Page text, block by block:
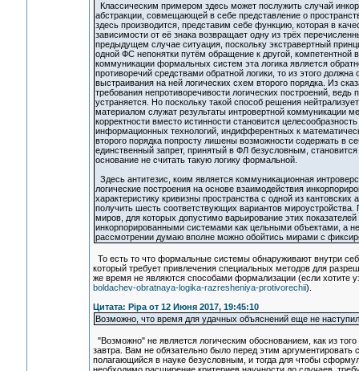
Классическим примером здесь может послужить случай
абстракции, совмещающей в себе представление о
здесь производится, представим себе функцию, которая в
зависимости от её знака возвращает одну из трёх
предыдущем случае ситуация, поскольку экстравертный
одной ФС непонятки путём обращение к другой, компетентной
коммуникации формальных систем эта логика является
противоречий средствами обратной логики, то из этого
выстраивания на ней логических схем второго порядка. Из
требования непротиворечивости логических построений,
устраняется. Но поскольку такой способ решения
материалом служат результаты интровертной коммуникации
корректности вместо истинности становится
информационных технологий, индифферентных к
второго порядка попросту лишены возможности содержать в
единственный запрет, принятый в ФЛ безусловным,
основание не считать такую логику формальной.
Здесь антитезис, коим является коммуникационная
логические построения на основе взаимодействия
характеристику кривизны пространства с одной из
получить шесть соответствующих вариантов
миров, для которых допустимо варьирование этих
инкорпорированными системами как цельными объектами, а
рассмотрении думаю вполне можно обойтись мирами с
То есть то что формальные системы обнаруживают внутри
который требует привлечения специальных методов для
же время не являются способами формализации (если хотите
boldachev-obratnaya-logika-razresheniya-protivorechii).
Цитата: Pipa от 12 Июня 2017, 19:45:10
Возможно, что время для удачных объяснений еще не
"Возможно" не является логическим обоснованием, как из
завтра. Вам не обязательно было перед этим
полагающийся в науке безусловным, и тогда для чтобы